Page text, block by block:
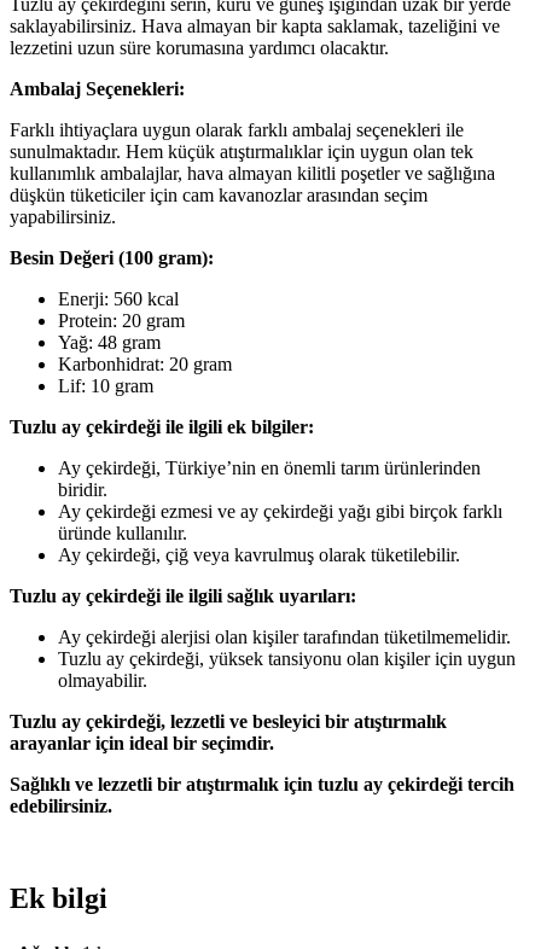
Tuzlu ay çekirdeğini serin, kuru ve güneş ışığından uzak bir yerde
saklayabilirsiniz. Hava almayan bir kapta saklamak, tazeliğini ve
lezzetini uzun süre korumasına yardımcı olacaktır.
Ambalaj Seçenekleri:
Farklı ihtiyaçlara uygun olarak farklı ambalaj seçenekleri ile
sunulmaktadır. Hem küçük atıştırmalıklar için uygun olan tek
kullanımlık ambalajlar, hava almayan kilitli poşetler ve sağlığına
düşkün tüketiciler için cam kavanozlar arasından seçim
yapabilirsiniz.
Besin Değeri (100 gram):
Enerji: 560 kcal
Protein: 20 gram
Yağ: 48 gram
Karbonhidrat: 20 gram
Lif: 10 gram
Tuzlu ay çekirdeği ile ilgili ek bilgiler:
Ay çekirdeği, Türkiye’nin en önemli tarım ürünlerinden
biridir.
Ay çekirdeği ezmesi ve ay çekirdeği yağı gibi birçok farklı
üründe kullanılır.
Ay çekirdeği, çiğ veya kavrulmuş olarak tüketilebilir.
Tuzlu ay çekirdeği ile ilgili sağlık uyarıları:
Ay çekirdeği alerjisi olan kişiler tarafından tüketilmemelidir.
Tuzlu ay çekirdeği, yüksek tansiyonu olan kişiler için uygun
olmayabilir.
Tuzlu ay çekirdeği, lezzetli ve besleyici bir atıştırmalık
arayanlar için ideal bir seçimdir.
Sağlıklı ve lezzetli bir atıştırmalık için tuzlu ay çekirdeği tercih
edebilirsiniz.
Ek bilgi